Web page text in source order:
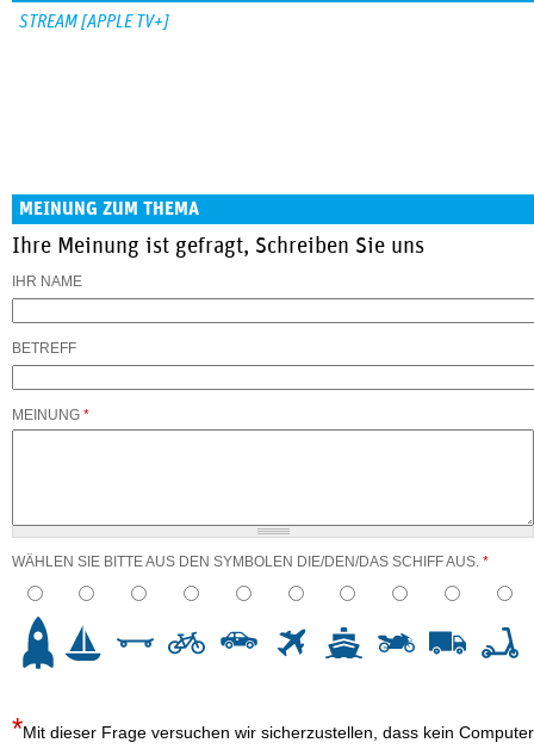
STREAM [APPLE TV+]
MEINUNG ZUM THEMA
Ihre Meinung ist gefragt, Schreiben Sie uns
IHR NAME
BETREFF
MEINUNG *
WÄHLEN SIE BITTE AUS DEN SYMBOLEN DIE/DEN/DAS SCHIFF AUS. *
Mit dieser Frage versuchen wir sicherzustellen, dass kein Computer